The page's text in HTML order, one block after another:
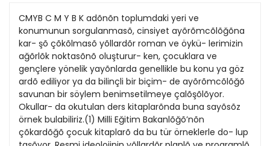
Evleniyoruz
Güney Dogu
Kitap Eki
Özel Ekler
Özel Okullar
Sevgililer Günü
1991
1990
1989
1988
1987
1986
19
20
21
22
23
24
25
11
12
13
14
15
16
CMYB C M Y B K adõnõn toplumdaki yeri ve
konumunun sorgulanmasõ, cinsiyet ayõrõmcõlõğõna
kar- şõ çõkõlmasõ yõllardõr roman ve öykü- lerimizin
ağõrlõk noktasõnõ oluşturur- ken, çocuklara ve
gençlere yönelik yayõnlarda genellikle bu konu ya göz
ardõ ediliyor ya da bilinçli bir biçim- de ayõrõmcõlõğõ
savunan bir söylem benimsetilmeye çalõşõlõyor.
Okullar- da okutulan ders kitaplarõnda buna sayõsõz
örnek bulabiliriz.(1) Milli Eğitim Bakanlõğõ’nõn
çõkardõğõ çocuk kitaplarõ da bu tür örneklerle do- lup